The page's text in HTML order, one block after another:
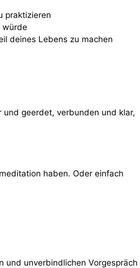
praktizieren
würde
deines Lebens zu machen
geerdet, verbunden und klar,
haben. Oder einfach
und unverbindlichen Vorgespräch